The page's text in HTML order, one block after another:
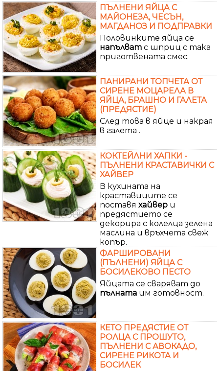
ПЪЛНЕНИ ЯЙЦА С
МАЙОНЕЗА, ЧЕСЪН,
МАГДАНОЗ И ПОДПРАВКИ
Половинките яйца се
напълват с шприц с така
приготвената смес.
ПАНИРАНИ ТОПЧЕТА ОТ
СИРЕНЕ МОЦАРЕЛА В
ЯЙЦА, БРАШНО И ГАЛЕТА
(ПРЕДЯСТИЕ)
След това в яйце и накрая
в галета .
КОКТЕЙЛНИ ХАПКИ -
ПЪЛНЕНИ КРАСТАВИЧКИ С
ХАЙВЕР
В кухината на
краставиците се
поставя хайвер и
предястието се
декорира с колелца зелена
маслина и връхчета свеж
копър.
ФАРШИРОВАНИ
(ПЪЛНЕНИ) ЯЙЦА С
БОСИЛЕКОВО ПЕСТО
Яйцата се сваряват до
пълната им готовност.
КЕТО ПРЕДЯСТИЕ ОТ
РОЛЦА С ПРОШУТО,
ПЪЛНЕНИ С АВОКАДО,
СИРЕНЕ РИКОТА И
БОСИЛЕК